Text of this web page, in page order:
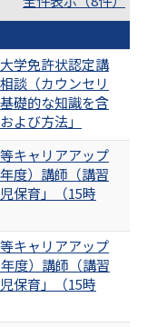
学免許状認定講
談（カウンセリ
礎的な知識を含
よび方法」
キャリアアップ
度）講師（講習
保育」（15時
キャリアアップ
度）講師（講習
保育」（15時